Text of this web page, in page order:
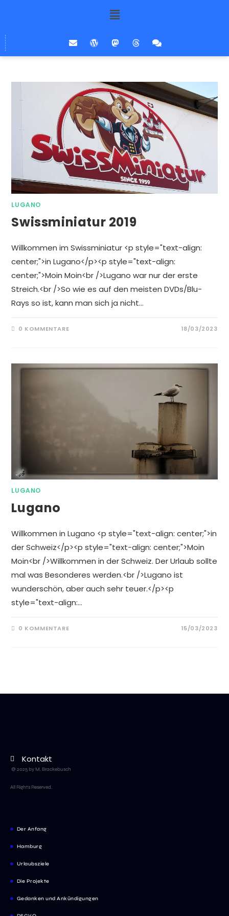
LUGANO
Swissminiatur 2019
Willkommen im Swissminiatur <p style="text-align:
center;">in Lugano</p><p style="text-align:
center;">Moin Moin<br />Lugano war nur der erste
Streich.<br />So wie es auf den meisten DVDs/Blu-
Rays so ist, kann man sich ja nicht…
0 KOMMENTARE 18/03/2023
LUGANO
Lugano
Willkommen in Lugano <p style="text-align: center;">in
der Schweiz</p><p style="text-align: center;">Moin
Moin<br />Willkommen in der Schweiz. Der Urlaub sollte
mal was Besonderes werden.<br />Lugano ist
wunderschön, aber auch sehr teuer.</p><p
style="text-align:…
0 KOMMENTARE 15/03/2023
Kontakt
@ 2025 by M. Brackebusch
All Rights Reserved.
Der Anfang
Hamburg
Urlaubsziele
Die Projekte
Gedanken und Ankündigungen